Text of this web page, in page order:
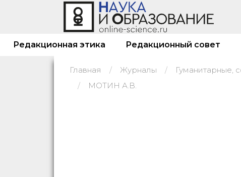
Редакционная этика Редакционный совет
Главная Журналы
МОТИН А.В.